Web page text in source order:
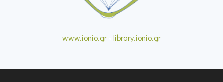
www.ionio.gr• library.ionio.gr